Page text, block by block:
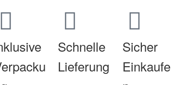
Schnelle
Lieferung
Sicher
Einkaufe